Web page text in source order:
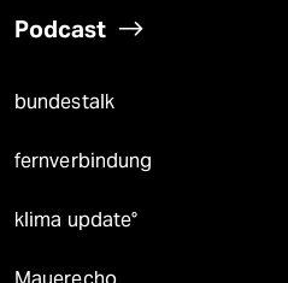
Podcast
bundestalk
fernverbindung
klima update°